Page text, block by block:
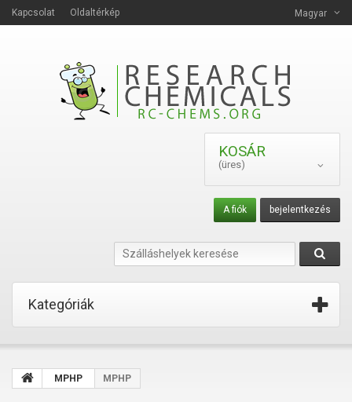
Magyar
Kapcsolat Oldaltérkép
KOSÁR
(üres)
bejelentkezés
A fiók
Kategóriák
MPHP MPHP